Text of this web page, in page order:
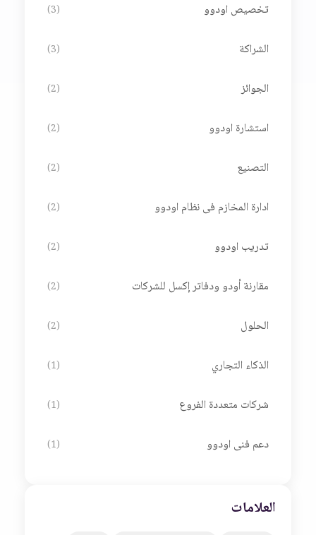
تخصيص اودوو (3)
الشراكة (3)
الجوائز (2)
استشارة اودوو (2)
التصنيع (2)
ادارة المخازم فى نظام اودوو (2)
تدريب اودوو (2)
مقارنة أودو ودفاتر إكسل للشركات (2)
الحلول (2)
الذكاء التجاري (1)
شركات متعددة الفروع (1)
دعم فنى اودوو (1)
العلامات